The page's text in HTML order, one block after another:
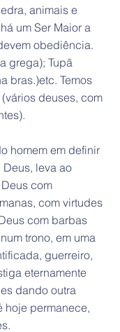
animais e
um Ser Maior a
obediência.
grega); Tupã
bras.)etc. Temos
deuses, com
homem em definir
Deus, leva ao
com
com virtudes
com barbas
trono, em uma
guerreiro,
eternamente
dando outra
hoje permanece,